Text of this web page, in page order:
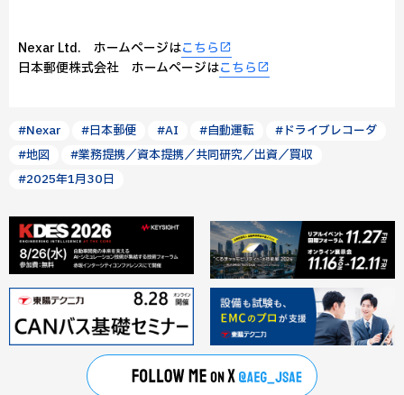
Nexar Ltd. ホームページはこちら
日本郵便株式会社 ホームページはこちら
#Nexar #日本郵便 #AI #自動運転
#ドライブレコーダ
#地図
#業務提携／資本提携／共同研究／出資／買収
#2025年1月30日